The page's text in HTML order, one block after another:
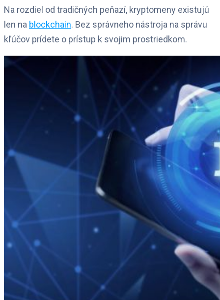
Na rozdiel od tradičných peňazí, kryptomeny existujú
len na blockchain. Bez správneho nástroja na správu
kľúčov prídete o prístup k svojim prostriedkom.